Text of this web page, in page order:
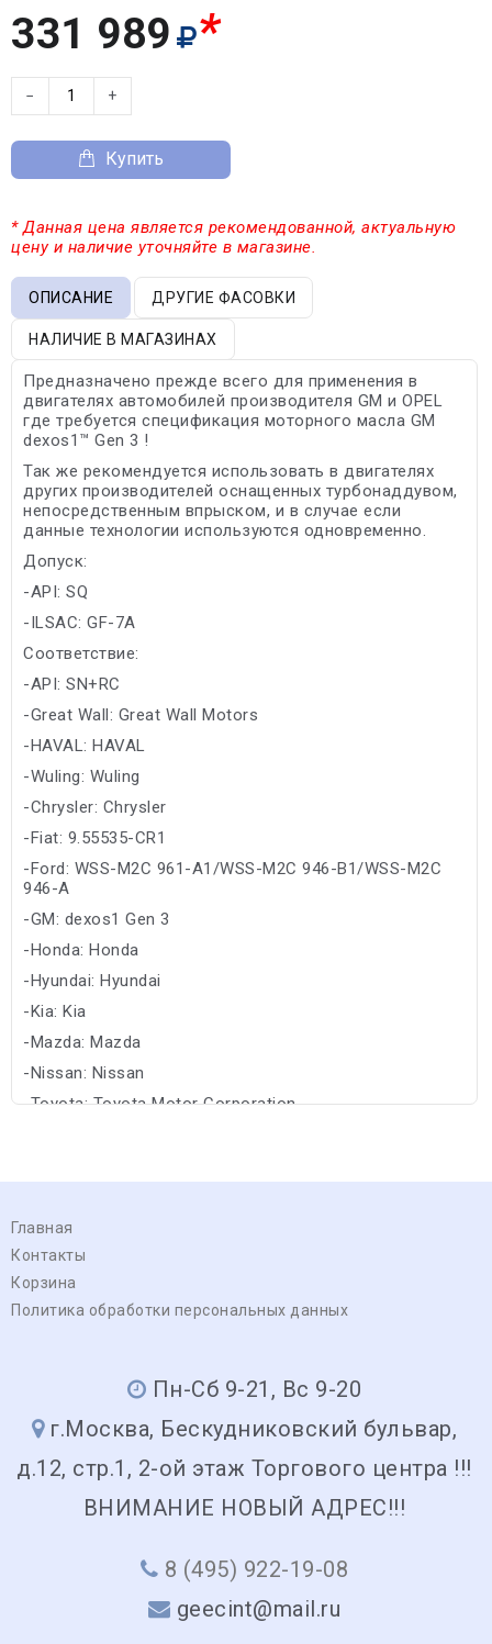
331 989 *
− +
Купить
* Данная цена является рекомендованной, актуальную
цену и наличие уточняйте в магазине.
ОПИСАНИЕ ДРУГИЕ ФАСОВКИ
НАЛИЧИЕ В МАГАЗИНАХ
Предназначено прежде всего для применения в
двигателях автомобилей производителя GM и OPEL
где требуется спецификация моторного масла GM
dexos1™ Gen 3 !
Так же рекомендуется использовать в двигателях
других производителей оснащенных турбонаддувом,
непосредственным впрыском, и в случае если
данные технологии используются одновременно.
Допуск:
-API: SQ
-ILSAC: GF-7A
Соответствие:
-API: SN+RC
-Great Wall: Great Wall Motors
-HAVAL: HAVAL
-Wuling: Wuling
-Chrysler: Chrysler
-Fiat: 9.55535-CR1
-Ford: WSS-M2C 961-A1/WSS-M2C 946-B1/WSS-M2C
946-A
-GM: dexos1 Gen 3
-Honda: Honda
-Hyundai: Hyundai
-Kia: Kia
-Mazda: Mazda
-Nissan: Nissan
-Toyota: Toyota Motor Corporation
Главная
Контакты
Корзина
Политика обработки персональных данных
Пн-Сб 9-21, Вс 9-20
г.Москва, Бескудниковский бульвар,
д.12, стр.1, 2-ой этаж Торгового центра !!!
ВНИМАНИЕ НОВЫЙ АДРЕС!!!
8 (495) 922-19-08
geecint@mail.ru